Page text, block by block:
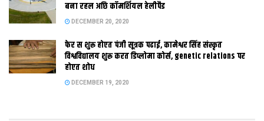
Tags: अंतरराष्ट्रीय हवाई अड्डे गया
बना रहल अछि कॉमर्शियल हेलीपैड
DECEMBER 20, 2020
फेर स शुरू होएत पंजी सूत्रक पढाई, कामेश्वर सिंह संस्कृत
विश्वविद्यालय शुरू करत डिप्लोमा कोर्स, genetic relations पर
होएत शोध
DECEMBER 19, 2020